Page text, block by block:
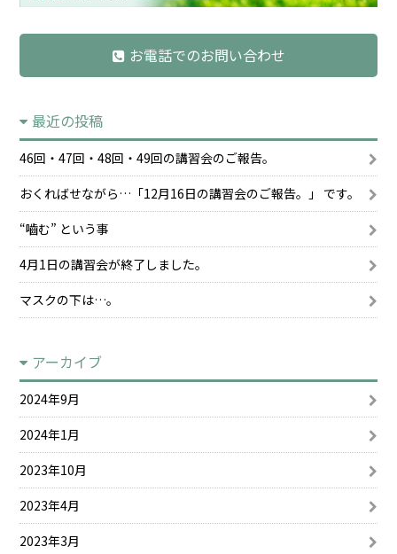
お電話でのお問い合わせ
最近の投稿
46回・47回・48回・49回の講習会のご報告。
おくればせながら…「12月16日の講習会のご報告。」 です。
“嚙む” という事
4月1日の講習会が終了しました。
マスクの下は…。
アーカイブ
2024年9月
2024年1月
2023年10月
2023年4月
2023年3月